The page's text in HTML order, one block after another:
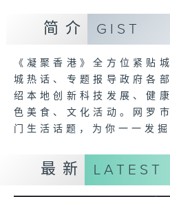
简介 GIST
《凝聚香港》全方位紧贴
城热话、专题报导政府各
绍本地创新科技发展、健
色美食、文化活动。网罗
门生活话题，为你一一发
最新 LATEST